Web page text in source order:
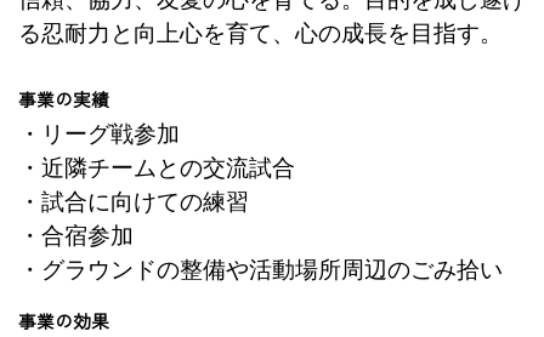
る忍耐力と向上心を育て、心の成長を目指す。
事業の実績
・リーグ戦参加
・近隣チームとの交流試合
・試合に向けての練習
・合宿参加
・グラウンドの整備や活動場所周辺のごみ拾い
事業の効果